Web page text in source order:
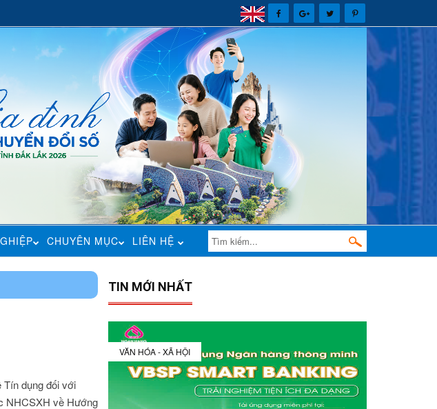
CHUYÊN MỤC LIÊN HỆ
Tín dụng đối với
NHCSXH về Hướng
TIN MỚI NHẤT
VĂN HÓA - XÃ HỘI